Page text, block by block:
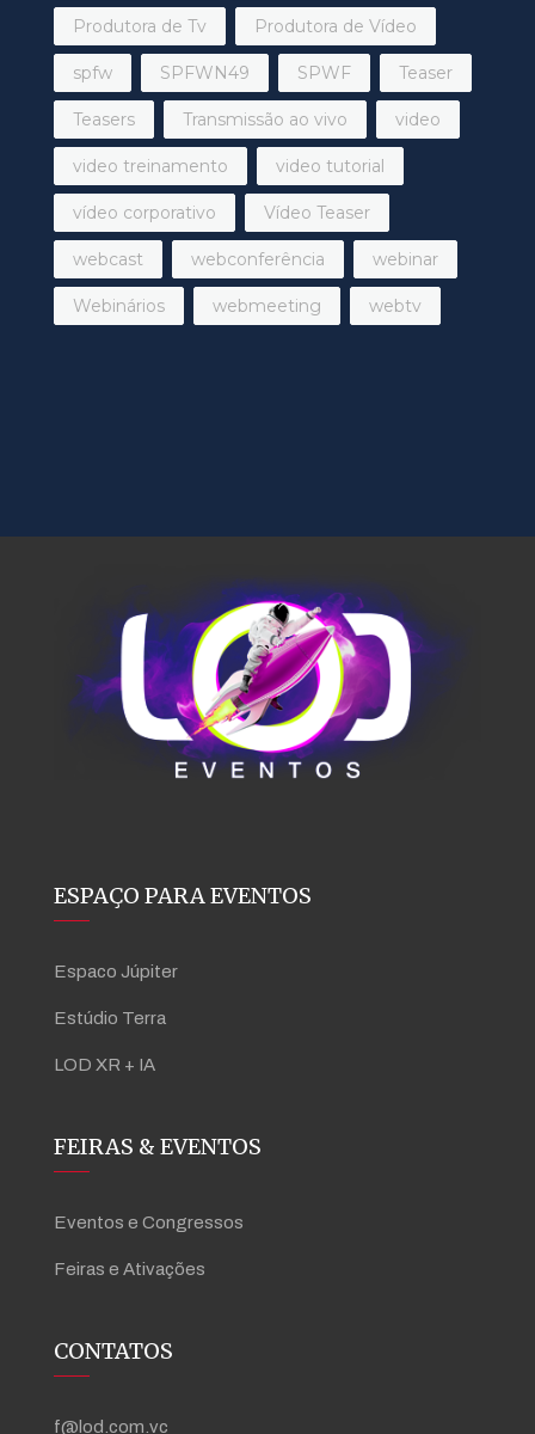
Produtora de Tv Produtora de Vídeo
spfw SPFWN49 SPWF Teaser
Teasers Transmissão ao vivo video
video treinamento video tutorial
vídeo corporativo Vídeo Teaser
webcast webconferência webinar
Webinários webmeeting webtv
ESPAÇO PARA EVENTOS
Espaco Júpiter
Estúdio Terra
LOD XR + IA
FEIRAS & EVENTOS
Eventos e Congressos
Feiras e Ativações
CONTATOS
f@lod.com.vc